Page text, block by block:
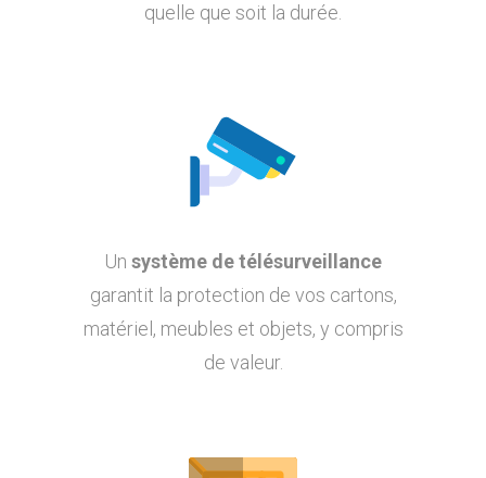
quelle que soit la durée.
Un système de télésurveillance
garantit la protection de vos cartons,
matériel, meubles et objets, y compris
de valeur.